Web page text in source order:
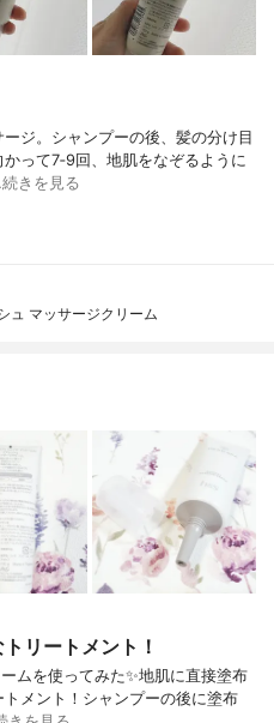
ジ。シャンプーの後、髪の分け目
って7‐9回、地肌をなぞるように
続きを見る
ュ マッサージクリーム
リートメント！
ムを使ってみた✨地肌に直接塗布
メント！シャンプーの後に塗布